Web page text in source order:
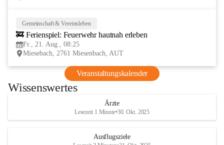
Gemeinschaft & Vereinsleben
🚒 Ferienspiel: Feuerwehr hautnah erleben
Fr., 21. Aug., 08:25
Miesebach, 2761 Miesenbach, AUT
Veranstaltungskalender
Wissenswertes
Ärzte
Lesezeit 1 Minute•30. Okt. 2025
Ausflugsziele